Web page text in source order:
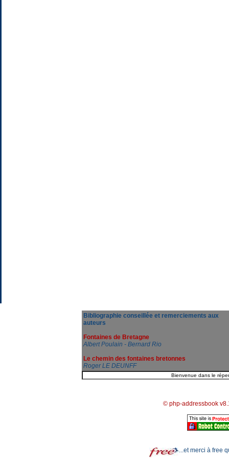
Bibliographie conseillée et remerciements aux
auteurs
Fontaines de Bretagne
Albert Poulain - Bernard Rio
Le chemin des fontaines bretonnes
Roger LE DEUNFF
© php-addressbook
...et merci à free